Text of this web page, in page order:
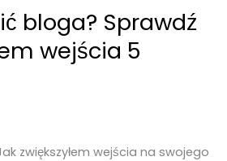
bloga? Sprawdź
wejścia 5
zwiększyłem wejścia na swojego